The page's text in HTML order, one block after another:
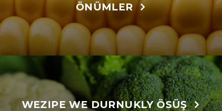
ÖNÜMLER
WEZIPE WE DURNUKLY ÖSÜŞ